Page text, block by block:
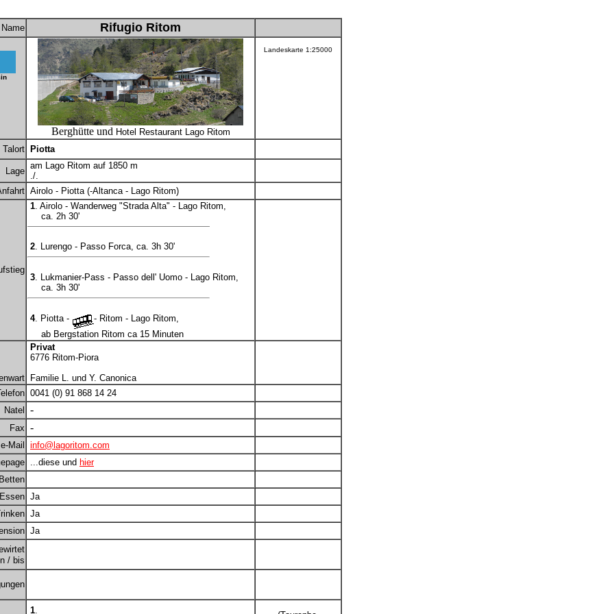
Name Rifugio Ritom
Berghütte und Hotel Restaurant Lago Ritom
Landeskarte 1:25000
Talort Piotta
Lage
am Lago Ritom auf 1850 m
./.
Airolo - Piotta (-Altanca - Lago Ritom)
1. Airolo - Wanderweg "Strada Alta" - Lago Ritom,
ca. 2h 30'
2. Lurengo - Passo Forca, ca. 3h 30'
3. Lukmanier-Pass - Passo dell' Uomo - Lago Ritom,
ca. 3h 30'
4. Piotta -
- Ritom - Lago Ritom,
ab Bergstation Ritom ca 15 Minuten
Privat
6776 Ritom-Piora
Familie L. und Y. Canonica
0041 (0) 91 868 14 24
Natel
-
Fax -
e-Mail
info@lagoritom.com
...diese und hier
Betten
Essen Ja
Ja
Ja
/ bis
1.